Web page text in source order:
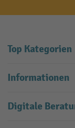
Top Kategorien
Informationen
Digitale